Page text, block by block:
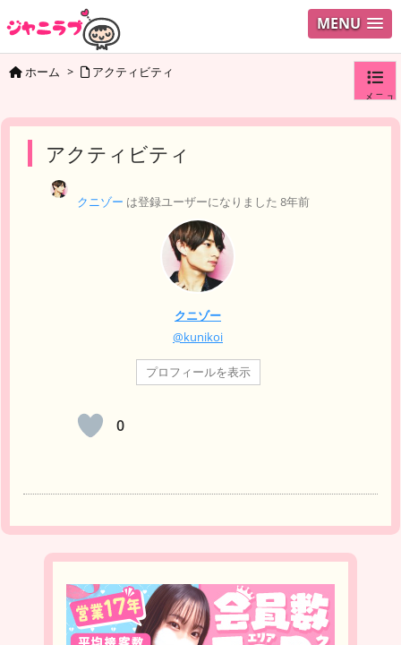
MENU
メニュ
ホーム > アクティビティ
アクティビティ
クニゾー は登録ユーザーになりました 8年前
クニゾー
@kunikoi
プロフィールを表示
0